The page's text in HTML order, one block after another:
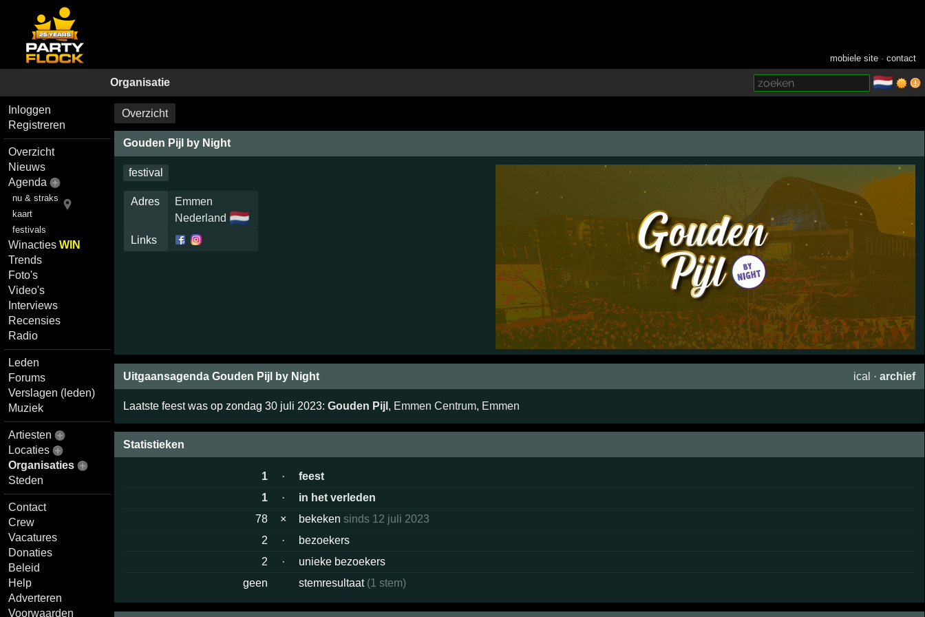
mobiele site ·contact
Organisatie 🇳🇱
Inloggen
Registreren
Overzicht
Nieuws
Agenda
nu & straks
kaart
festivals
WinactiesWIN
Trends
Foto's
Video's
Interviews
Recensies
Radio
Leden
Forums
Verslagen (leden)
Muziek
Artiesten
Locaties
Organisaties
Steden
Contact
Crew
Vacatures
Donaties
Beleid
Help
Adverteren
Voorwaarden
Overzicht
Gouden Pijl by Night
festival
Adres
Emmen
Nederland 🇳🇱
Links
Uitgaansagenda Gouden Pijl by Night ical ·archief
Laatste feest was op zondag 30 juli 2023: Gouden Pijl , Emmen Centrum, Emmen
Statistieken
1 ·
feest
1
·
in het verleden
78
× bekekensinds 12 juli 2023
2
·
bezoekers
2
·
unieke bezoekers
geen
stemresultaat (1 stem)